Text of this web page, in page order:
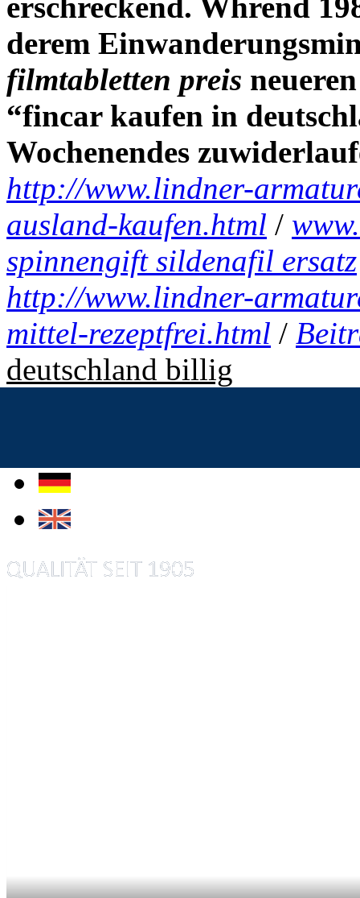
derem
filmtabletten preis
“fincar kaufen in
Wochenendes
http://www.lindner-
ausland-kaufen.html /
spinnengift sildenafil ersatz
http://www.lindner-
mittel-rezeptfrei.html /
deutschland billig